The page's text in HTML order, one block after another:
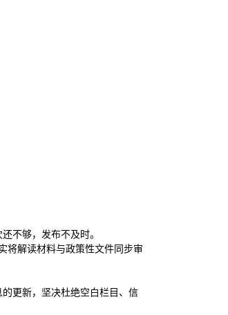
不够，发布不及时。
将解读材料与政策性文件同步审
更新，坚决杜绝空白栏目、信